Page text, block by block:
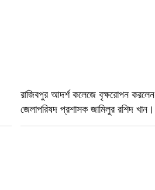
রাজিবপুর আদর্শ কলেজে বৃক্ষরোপন করলেন
জেলাপরিষদ প্রশাসক জামিলুর রশিদ খান।